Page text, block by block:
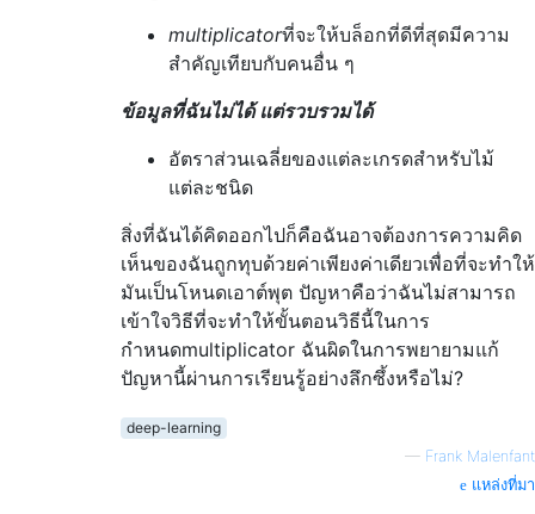
multiplicatorที่จะให้บล็อกที่ดีที่สุดมีความ
สำคัญเทียบกับคนอื่น ๆ
ข้อมูลที่ฉันไม่ได้ แต่รวบรวมได้
อัตราส่วนเฉลี่ยของแต่ละเกรดสำหรับไม้
แต่ละชนิด
สิ่งที่ฉันได้คิดออกไปก็คือฉันอาจต้องการความคิด
เห็นของฉันถูกทุบด้วยค่าเพียงค่าเดียวเพื่อที่จะทำให้
มันเป็นโหนดเอาต์พุต ปัญหาคือว่าฉันไม่สามารถ
เข้าใจวิธีที่จะทำให้ขั้นตอนวิธีนี้ในการ
กำหนดmultiplicator ฉันผิดในการพยายามแก้
ปัญหานี้ผ่านการเรียนรู้อย่างลึกซึ้งหรือไม่?
deep-learning
— Frank Malenfant
แหล่งที่มา